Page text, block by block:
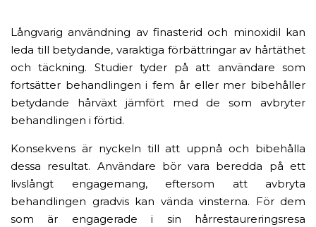
Långvarig användning av finasterid och minoxidil kan
leda till betydande, varaktiga förbättringar av hårtäthet
och täckning. Studier tyder på att användare som
fortsätter behandlingen i fem år eller mer bibehåller
betydande hårväxt jämfört med de som avbryter
behandlingen i förtid.
Konsekvens är nyckeln till att uppnå och bibehålla
dessa resultat. Användare bör vara beredda på ett
livslångt engagemang, eftersom att avbryta
behandlingen gradvis kan vända vinsterna. För dem
som är engagerade i sin hårrestaureringsresa